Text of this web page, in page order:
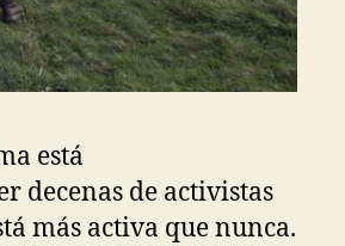
está
decenas de activistas
más activa que nunca.